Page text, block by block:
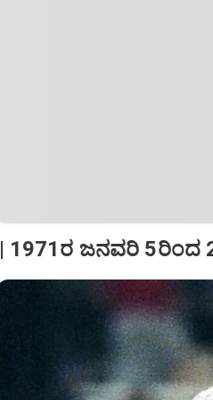
| 1971ರ ಜನವರಿ 5ರಿಂದ